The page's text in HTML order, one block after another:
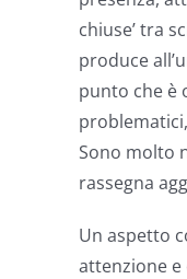
chiuse’ tra
produce
punto che è
Sono molto
rassegna
Un aspetto
attenzione e